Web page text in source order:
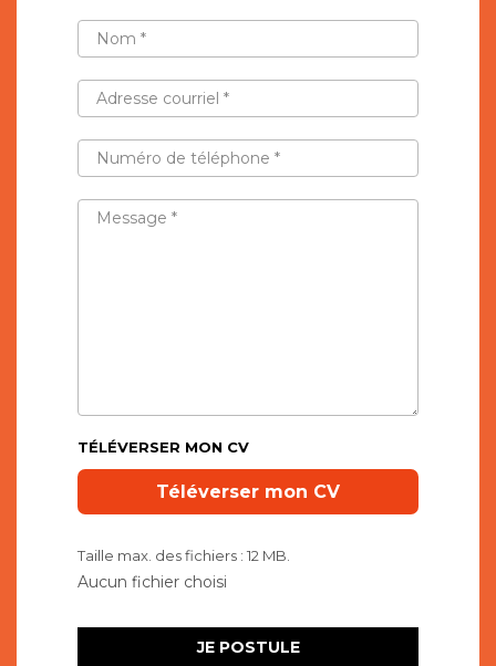
NOM
ADRESSE
COURRIEL
*
NUMÉRO
TÉLÉPHONE
*MESSAGE
TÉLÉVERSER MON CV
Taille max. des fichiers : 12 MB.